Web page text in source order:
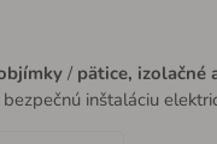
/ pätice, izolačné
inštaláciu